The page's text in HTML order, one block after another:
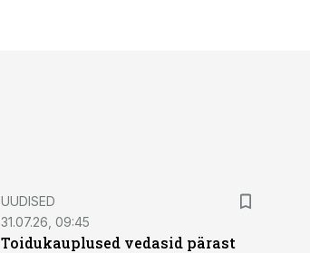
UUDISED
31.07.26, 09:45
Toidukauplused vedasid pärast